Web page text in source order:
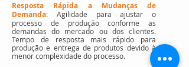
Resposta Rápida a Mudanças de
Demanda: Agilidade para ajustar o
processo de produção conforme as
demandas do mercado ou dos clientes.
Tempo de resposta mais rápido para
produção e entrega de produtos devido à
menor complexidade do processo.